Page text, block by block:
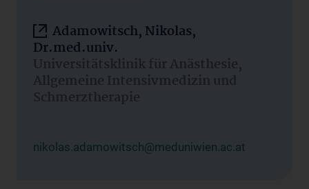
Adamowitsch, Nikolas,
Dr.med.univ.
Universitätsklinik für Anästhesie,
Allgemeine Intensivmedizin und
Schmerztherapie
nikolas.adamowitsch@meduniwien.ac.at